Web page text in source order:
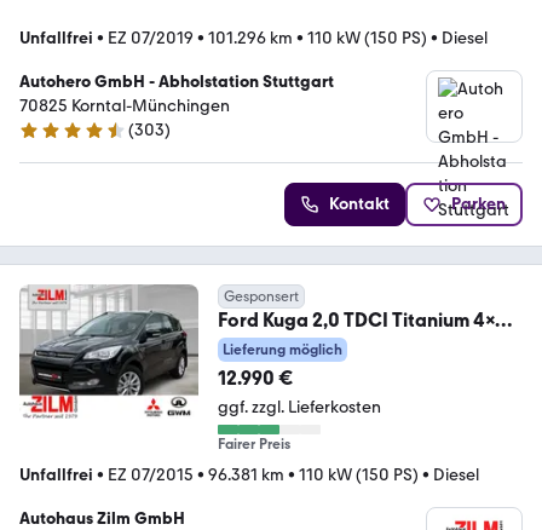
Unfallfrei • EZ 07/2019 • 101.296 km • 110 kW (150 PS) • Diesel
Autohero GmbH - Abholstation Stuttgart
70825 Korntal-Münchingen
4.4 Sterne
(303)
Kontakt Parken
Gesponsert
Ford Kuga 2,0 TDCI Titanium 4x4,
AHK, ALWE
Lieferung möglich
12.990 €
ggf. zzgl. Lieferkosten
Fairer Preis
Unfallfrei • EZ 07/2015 • 96.381 km • 110 kW (150 PS) • Diesel
Autohaus Zilm GmbH